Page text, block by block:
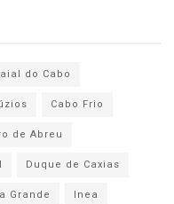
do Cabo
Cabo Frio
de Abreu
Duque de Caxias
Grande
Inea